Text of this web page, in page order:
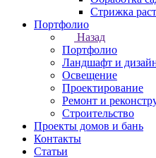
Стрижка
Портфолио
Назад
Портфолио
Ландшафт и
Освещение
Проектирование
Ремонт и
Строительство
Проекты домов и бань
Контакты
Статьи